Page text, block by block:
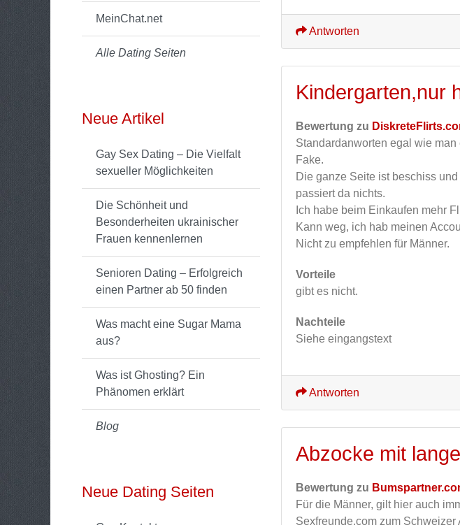
MeinChat.net
Alle Dating Seiten
Neue Artikel
Gay Sex Dating – Die Vielfalt
sexueller Möglichkeiten
Die Schönheit und
Besonderheiten ukrainischer
Frauen kennenlernen
Senioren Dating – Erfolgreich
einen Partner ab 50 finden
Was macht eine Sugar Mama
aus?
Was ist Ghosting? Ein
Phänomen erklärt
Blog
Neue Dating Seiten
Antworten
Kindergarten,nur
Bewertung zu
Standardanworten egal wie
Fake.
Die ganze Seite ist beschiss
passiert da nichts.
Ich habe beim Einkaufen mehr
Kann weg, ich hab meinen
Nicht zu empfehlen für Männer.
Vorteile
gibt es nicht.
Nachteile
Siehe eingangstext
Antworten
Abzocke mit
Bewertung zu
Für die Männer, gilt hier auch
Sexfreunde.com zum